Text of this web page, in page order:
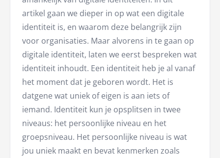
artikel gaan we dieper in op wat een digitale
identiteit is, en waarom deze belangrijk zijn
voor organisaties. Maar alvorens in te gaan op
digitale identiteit, laten we eerst bespreken wat
identiteit inhoudt. Een identiteit heb je al vanaf
het moment dat je geboren wordt. Het is
datgene wat uniek of eigen is aan iets of
iemand. Identiteit kun je opsplitsen in twee
niveaus: het persoonlijke niveau en het
groepsniveau. Het persoonlijke niveau is wat
jou uniek maakt en bevat kenmerken zoals